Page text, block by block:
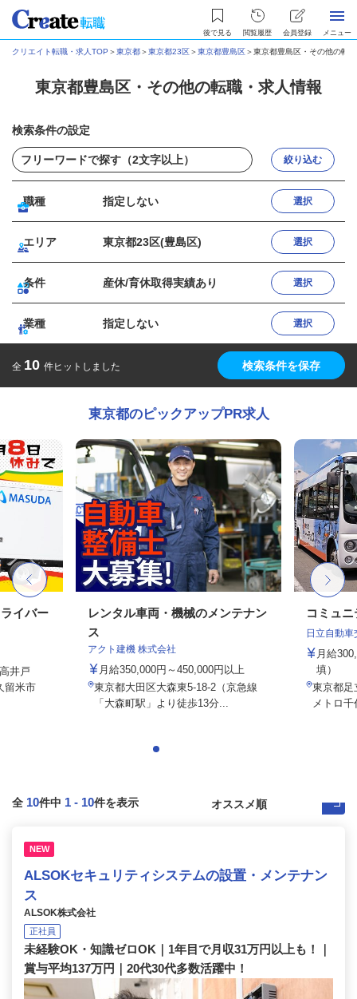
後で見る 閲覧履歴 会員登録 メニュー
クリエイト転職・求人TOP ＞東京都＞東京都23区＞東京都豊島区＞東京都豊島区・その他の転
東京都豊島区・その他の転職・求人情報
検索条件の設定
絞り込む
職種 指定しない 選択
エリア 東京都23区(豊島区) 選択
条件 産休/育休取得実績あり 選択
業種 指定しない 選択
全 10 件ヒットしました 検索条件を保存
東京都のピックアップPR求人
イバー
井戸
留米市
レンタル車両・機械のメンテナン
ス
アクト建機 株式会社
月給350,000円～450,000円以上
東京都大田区大森東5-18-2（京急線
「大森町駅」より徒歩13分...
コミュ
日立自動
月給
填）
東京都足
メトロ
全 10件中 1 - 10件を表示
NEW
ALSOKセキュリティシステムの設置・メンテナン
ス
ALSOK株式会社
正社員
未経験OK・知識ゼロOK｜1年目で月収31万円以上も！｜
賞与平均137万円｜20代30代多数活躍中！